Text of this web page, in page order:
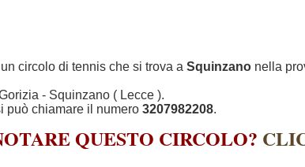
circolo di tennis che si trova a Squinzano nella
- Squinzano ( Lecce ).
può chiamare il numero 3207982208.
QUESTO CIRCOLO?